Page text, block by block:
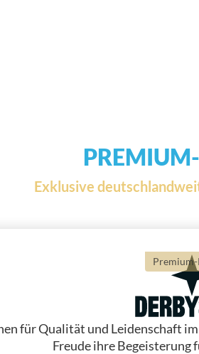
Exklusive
für Qualität und Leidenschaft
Freude ihre Begeisterung